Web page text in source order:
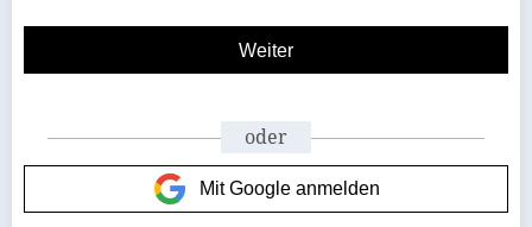
oder
Mit Google anmelden